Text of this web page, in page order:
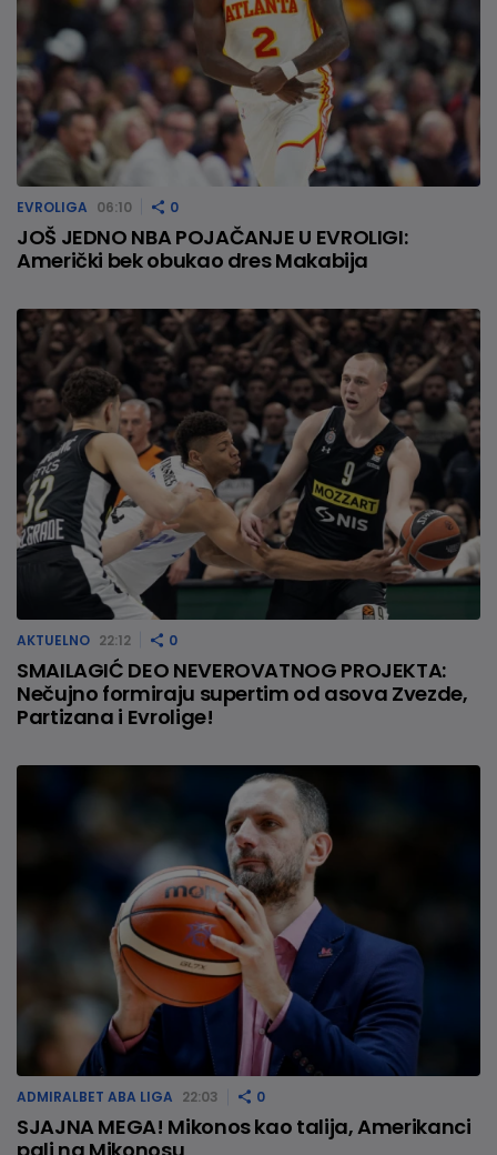
EVROLIGA 06:10 0
JOŠ JEDNO NBA POJAČANJE U EVROLIGI:
Američki bek obukao dres Makabija
AKTUELNO 22:12 0
SMAILAGIĆ DEO NEVEROVATNOG PROJEKTA:
Nečujno formiraju supertim od asova Zvezde,
Partizana i Evrolige!
ADMIRALBET ABA LIGA 22:03 0
SJAJNA MEGA! Mikonos kao talija, Amerikanci